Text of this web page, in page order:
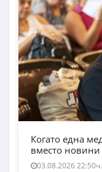
Когато една
вместо новини
03.08.2026 22:50ч.